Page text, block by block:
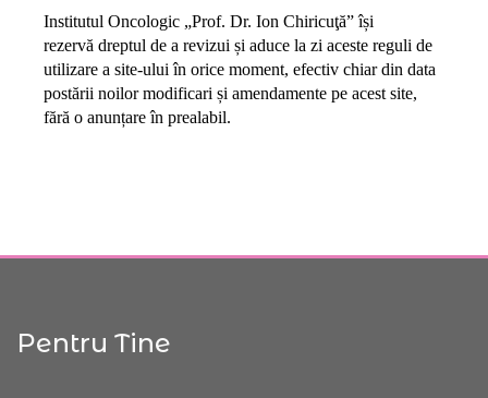
Institutul Oncologic „Prof. Dr. Ion Chiricuţă” își
rezervă dreptul de a revizui și aduce la zi aceste reguli de
utilizare a site-ului în orice moment, efectiv chiar din data
postării noilor modificari și amendamente pe acest site,
fără o anunțare în prealabil.
Pentru Tine